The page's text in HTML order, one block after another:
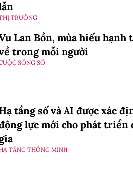
TRƯỜNG
Lan Bồn, mùa hiếu hạnh
trong mỗi người
SỐNG SỐ
tầng số và AI được xác
lực mới cho phát triển
gia
TẦNG THÔNG MINH